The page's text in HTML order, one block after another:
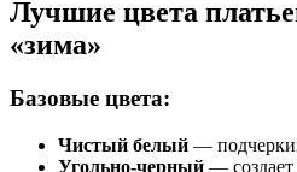
Лучшие цвета
«зима»
Базовые цвета:
Чистый белый —
Угольно-черный —